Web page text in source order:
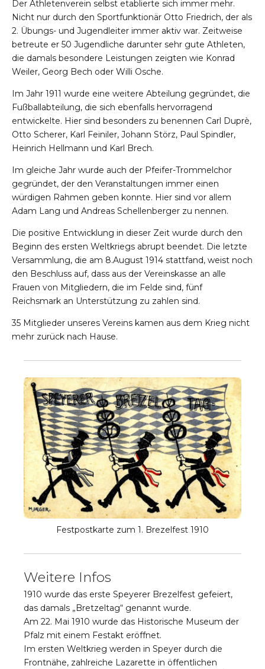
Der Athletenverein selbst etablierte sich immer mehr.
Nicht nur durch den Sportfunktionär Otto Friedrich, der als
2. Übungs- und Jugendleiter immer aktiv war. Zeitweise
betreute er 50 Jugendliche darunter sehr gute Athleten,
die damals besondere Leistungen zeigten wie Konrad
Weiler, Georg Bech oder Willi Osche.
Im Jahr 1911 wurde eine weitere Abteilung gegründet, die
Fußballabteilung, die sich ebenfalls hervorragend
entwickelte. Hier sind besonders zu benennen Carl Duprè,
Otto Scherer, Karl Feiniler, Johann Störz, Paul Spindler,
Heinrich Hellmann und Karl Brech.
Im gleiche Jahr wurde auch der Pfeifer-Trommelchor
gegründet, der den Veranstaltungen immer einen
würdigen Rahmen geben konnte. Hier sind vor allem
Adam Lang und Andreas Schellenberger zu nennen.
Die positive Entwicklung in dieser Zeit wurde durch den
Beginn des ersten Weltkriegs abrupt beendet. Die letzte
Versammlung, die am 8.August 1914 stattfand, weist noch
den Beschluss auf, dass aus der Vereinskasse an alle
Frauen von Mitgliedern, die im Felde sind, fünf
Reichsmark an Unterstützung zu zahlen sind.
35 Mitglieder unseres Vereins kamen aus dem Krieg nicht
mehr zurück nach Hause.
Festpostkarte zum 1. Brezelfest 1910
Weitere Infos
1910 wurde das erste Speyerer Brezelfest gefeiert,
das damals „Bretzeltag“ genannt wurde.
Am 22. Mai 1910 wurde das Historische Museum der
Pfalz mit einem Festakt eröffnet.
Im ersten Weltkrieg werden in Speyer durch die
Frontnähe, zahlreiche Lazarette in öffentlichen